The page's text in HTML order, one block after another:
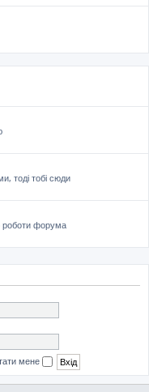
тоді тобі сюди
роботи форума
мене